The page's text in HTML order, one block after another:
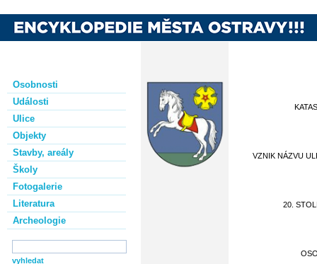
Osobnosti
Události
Ulice
Objekty
Stavby, areály
Školy
Fotogalerie
Literatura
Archeologie
VZNIK NÁZVU
20.